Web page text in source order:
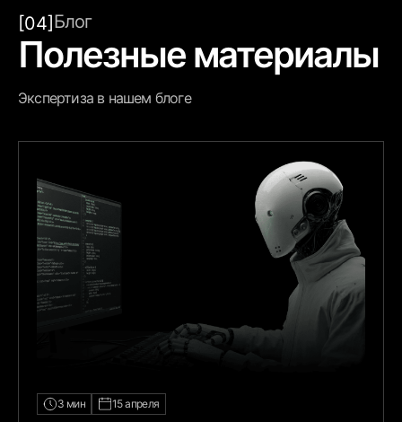
[04]Блог
Полезные материалы
Экспертиза в нашем блоге
3 мин 15 апреля